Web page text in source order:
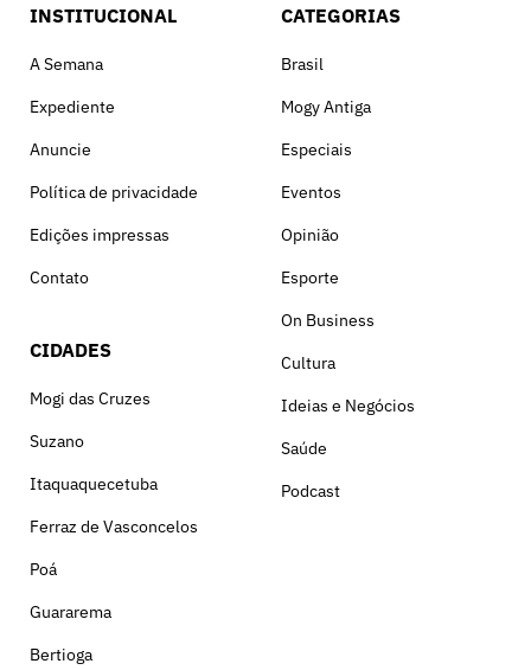
INSTITUCIONAL
A Semana
Expediente
Anuncie
Política de privacidade
Edições impressas
Contato
CIDADES
Mogi das Cruzes
Suzano
Itaquaquecetuba
Ferraz de Vasconcelos
Poá
Guararema
Bertioga
CATEGORIAS
Brasil
Mogy Antiga
Especiais
Eventos
Opinião
Esporte
On Business
Cultura
Ideias e Negócios
Saúde
Podcast